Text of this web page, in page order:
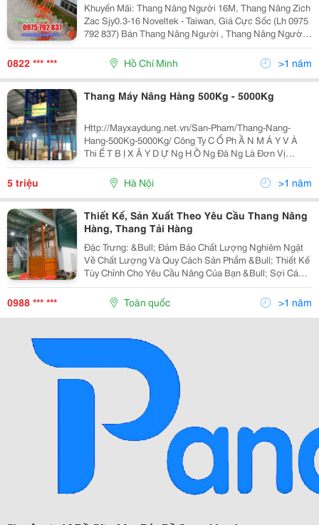
Khuyến Mãi: Thang Nâng Người 16M, Thang Nâng Zich
Zac Sjy0.3-16 Noveltek - Taiwan, Giá Cực Sốc (Lh 0975
792 837) Bán Thang Nâng Người , Thang Nâng Người
16M , Thang Nâng Zich Zac Sjy0.3-16 Noveltek -
Taiwan, Khuyến Mãi Cuối Năm - Giảm Giá Cực Sốc
0822 *** *** Hồ Chí Minh >1 năm
Thang Máy Nâng Hàng 500Kg - 5000Kg
Http://Mayxaydung.net.vn/San-Pham/Thang-Nang-
Hang-500Kg-5000Kg/ Công Ty C Ổ Ph Ầ N M Á Y V À
Thi Ế T B Ị X Â Y D Ự Ng H Ồ Ng Đă Ng Là Đơn Vị
Chuyên Sản Xuất, Phân Phối Toàn Quốc, Nơi Bảo Hành,
Sửa Chữa, Cung Cấp Linh Phụ Kiện Với Mức Giá Ưu
5 triệu Hà Nội >1 năm
Thiết Kế, Sản Xuất Theo Yêu Cầu Thang Nâng
Hàng, Thang Tải Hàng
Đặc Trưng: &Bull; Đảm Bảo Chất Lượng Nghiêm Ngặt
Về Chất Lượng Và Quy Cách Sản Phẩm &Bull; Thiết Kế
Tùy Chỉnh Cho Yêu Cầu Nâng Của Bạn &Bull; Sợi Cáp
Được Test Kiểm Định Chắc Chắn Và Dư Trọng Tải Đảm
Bảo Hoạt Động Ổn Định &Bull; Hệ Thống Điều...
0988 *** *** Toàn quốc >1 năm